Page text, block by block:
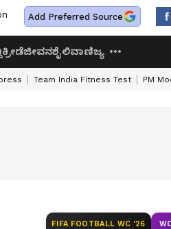
Add Preferred Source
ಕ್ರೀಡೆಜೀವನಶೈಲಿವಾಣಿಜ್ಯ
Team India Fitness Test PM
FIFA FOOTBALL WC '26